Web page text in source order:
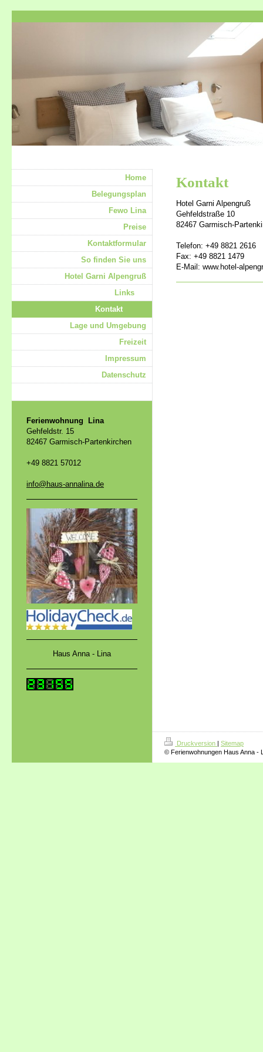
Kontakt
Hotel Garni Alpengruß
Gehfeldstraße 10
82467 Garmisch-
Telefon: +49 8821 2616
Fax: +49 8821 1479
E-Mail: www.hotel-
Home
Belegungsplan
Fewo Lina
Preise
Kontaktformular
So finden Sie uns
Hotel Garni Alpengruß
Links
Kontakt
Lage und Umgebung
Freizeit
Impressum
Datenschutz
Ferienwohnung Lina
Gehfeldstr. 15
82467 Garmisch-Partenkirchen
+49 8821 57012
info@haus-annalina.de
Haus Anna - Lina
Druckversion | Sitemap
© Ferienwohnungen Haus Anna -